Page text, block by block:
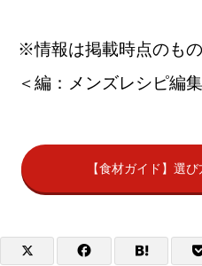
※情報は掲載時点のもの
＜編：メンズレシピ編
【食材ガイド】選